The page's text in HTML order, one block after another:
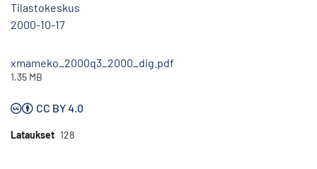
Tilastokeskus
2000-10-17
xmameko_2000q3_2000_dig.pdf
1.35 MB
CC BY 4.0
Lataukset 128